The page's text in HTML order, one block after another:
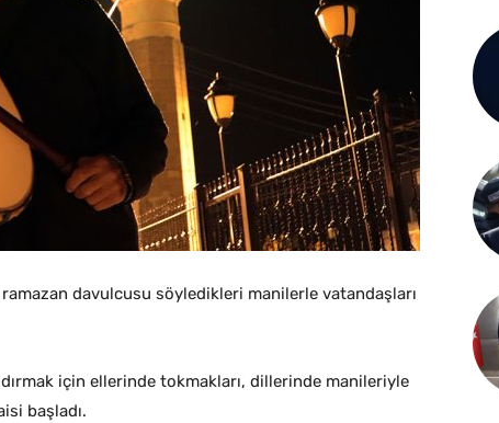
davulcusu söyledikleri manilerle vatandaşları
için ellerinde tokmakları, dillerinde manileriyle
başladı.